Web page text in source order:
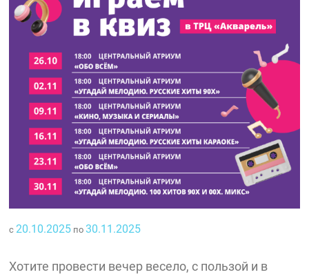
с 20.10.2025 по30.11.2025
Хотите провести вечер весело, с пользой и в